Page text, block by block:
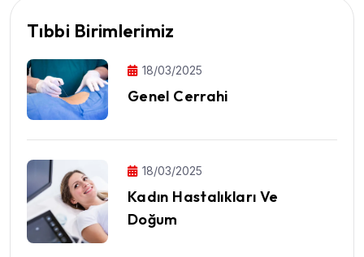
Tıbbi Birimlerimiz
18/03/2025
Genel Cerrahi
18/03/2025
Kadın Hastalıkları Ve
Doğum